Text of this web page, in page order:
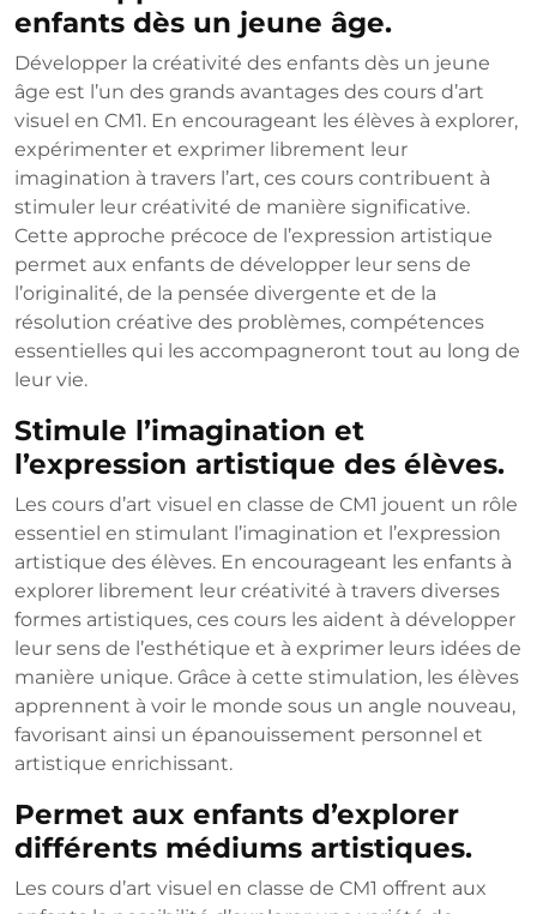
enfants dès un jeune âge.
Développer la créativité des enfants dès un jeune
âge est l’un des grands avantages des cours d’art
visuel en CM1. En encourageant les élèves à explorer,
expérimenter et exprimer librement leur
imagination à travers l’art, ces cours contribuent à
stimuler leur créativité de manière significative.
Cette approche précoce de l’expression artistique
permet aux enfants de développer leur sens de
l’originalité, de la pensée divergente et de la
résolution créative des problèmes, compétences
essentielles qui les accompagneront tout au long de
leur vie.
Stimule l’imagination et
l’expression artistique des élèves.
Les cours d’art visuel en classe de CM1 jouent un rôle
essentiel en stimulant l’imagination et l’expression
artistique des élèves. En encourageant les enfants à
explorer librement leur créativité à travers diverses
formes artistiques, ces cours les aident à développer
leur sens de l’esthétique et à exprimer leurs idées de
manière unique. Grâce à cette stimulation, les élèves
apprennent à voir le monde sous un angle nouveau,
favorisant ainsi un épanouissement personnel et
artistique enrichissant.
Permet aux enfants d’explorer
différents médiums artistiques.
Les cours d’art visuel en classe de CM1 offrent aux